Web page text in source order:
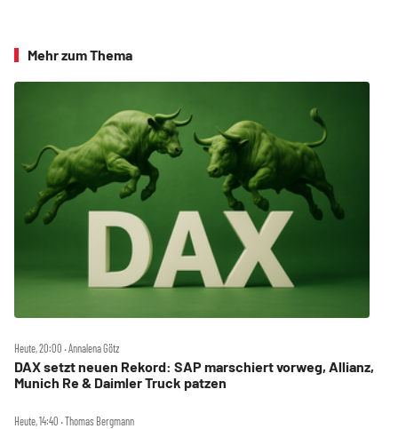
Mehr zum Thema
Heute, 20:00 ‧ Annalena Götz
DAX setzt neuen Rekord: SAP marschiert vorweg, Allianz,
Munich Re & Daimler Truck patzen
Heute, 14:40 ‧ Thomas Bergmann